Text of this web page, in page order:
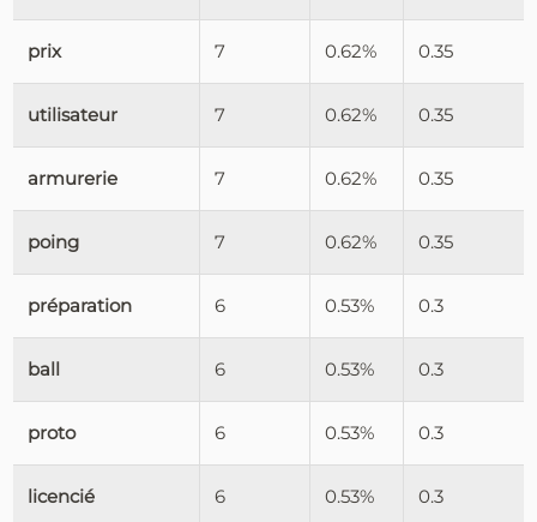
prix 7 0.62% 0.35
utilisateur 7 0.62% 0.35
armurerie 7 0.62% 0.35
poing 7 0.62% 0.35
préparation 6 0.53% 0.3
ball 6 0.53% 0.3
proto 6 0.53% 0.3
licencié 6 0.53% 0.3